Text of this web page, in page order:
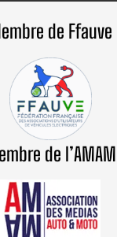
de Ffauve
de l’AMAM